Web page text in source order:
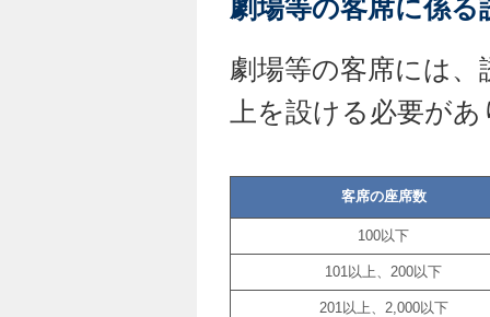
劇場等の客席に係
劇場等の客席には
上を設ける必要が
客席の座席数
100以下
101以上、200以下
201以上、2,000以下